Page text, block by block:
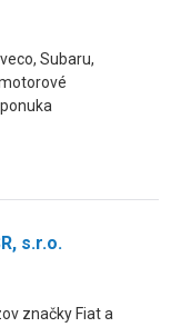
Subaru,
s.r.o.
značky Fiat a